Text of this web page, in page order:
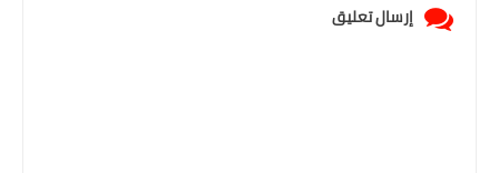
إرسال تعليق